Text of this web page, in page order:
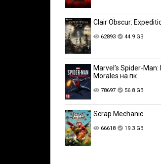
Clair Obscur:
62893 44.9 GB
Marvel’s Spider-Man:
Morales на пк
78697 56.8 GB
Scrap Mechanic
66618 19.3 GB